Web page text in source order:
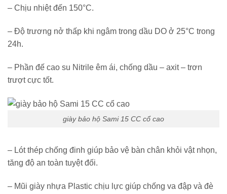
– Chịu nhiệt đến 150°C.
– Độ trương nở thấp khi ngâm trong dầu DO ở 25°C trong
24h.
– Phần đế cao su Nitrile êm ái, chống dầu – axit – trơn
trượt cực tốt.
giày bảo hộ Sami 15 CC cổ cao
– Lót thép chống đinh giúp bảo vệ bàn chân khỏi vật nhọn,
tăng độ an toàn tuyệt đối.
– Mũi giày nhựa Plastic chịu lực giúp chống va đập và đè